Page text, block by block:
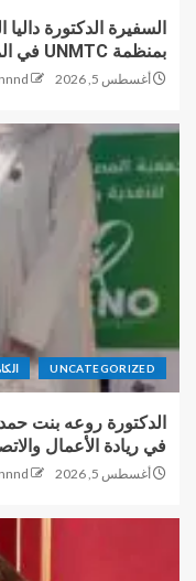
السفيرة الدكتورة
بمنظمة UNMTC في المملكة العربية السعودية
أغسطس 5, 2026
UNCATEGORIZED
الدكتورة روعه بنت
في ريادة الأعمال
أغسطس 5, 2026